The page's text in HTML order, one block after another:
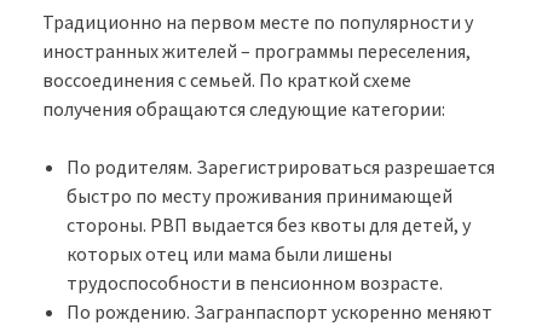
Традиционно на первом месте по популярности у
иностранных жителей – программы переселения,
воссоединения с семьей. По краткой схеме
получения обращаются следующие категории:
По родителям. Зарегистрироваться разрешается
быстро по месту проживания принимающей
стороны. РВП выдается без квоты для детей, у
которых отец или мама были лишены
трудоспособности в пенсионном возрасте.
По рождению. Загранпаспорт ускоренно меняют